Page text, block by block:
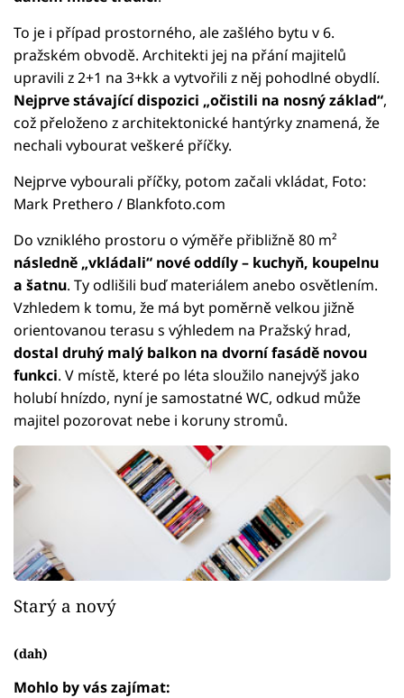
To je i případ prostorného, ale zašlého bytu v 6.
pražském obvodě. Architekti jej na přání majitelů
upravili z 2+1 na 3+kk a vytvořili z něj pohodlné obydlí.
Nejprve stávající dispozici „očistili na nosný základ“,
což přeloženo z architektonické hantýrky znamená, že
nechali vybourat veškeré příčky.
Nejprve vybourali příčky, potom začali vkládat, Foto:
Mark Prethero / Blankfoto.com
Do vzniklého prostoru o výměře přibližně 80 m²
následně „vkládali“ nové oddíly – kuchyň, koupelnu
a šatnu. Ty odlišili buď materiálem anebo osvětlením.
Vzhledem k tomu, že má byt poměrně velkou jižně
orientovanou terasu s výhledem na Pražský hrad,
dostal druhý malý balkon na dvorní fasádě novou
funkci. V místě, které po léta sloužilo nanejvýš jako
holubí hnízdo, nyní je samostatné WC, odkud může
majitel pozorovat nebe i koruny stromů.
Starý a nový
(dah)
Mohlo by vás zajímat: